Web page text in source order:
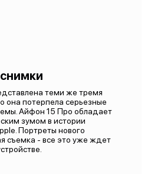
теми же тремя
она потерпела серьезные
Айфон 15 Про обладает
зумом в истории
Портреты нового
съемка - все это уже ждет